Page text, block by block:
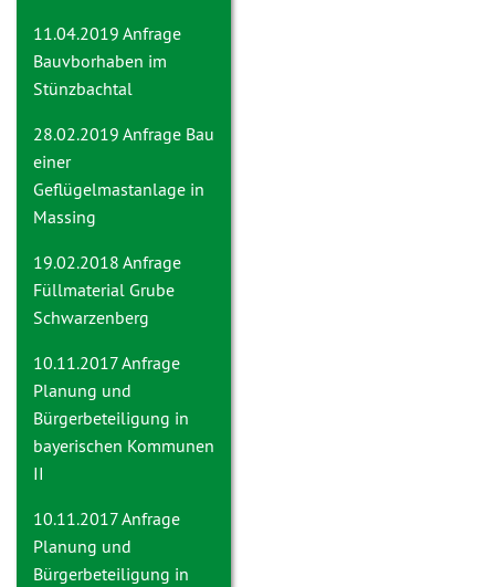
11.04.2019 Anfrage
Bauvborhaben im
Stünzbachtal
28.02.2019 Anfrage Bau
einer
Geflügelmastanlage in
Massing
19.02.2018 Anfrage
Füllmaterial Grube
Schwarzenberg
10.11.2017 Anfrage
Planung und
Bürgerbeteiligung in
bayerischen Kommunen
II
10.11.2017 Anfrage
Planung und
Bürgerbeteiligung in